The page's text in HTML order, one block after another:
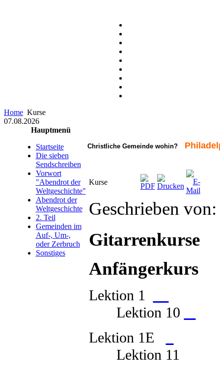
Home Kurse
07.08.2026
Hauptmenü
Startseite
Die sieben
Sendschreiben
Vorwort
"Abendrot der
Weltgeschichte"
Abendrot der
Weltgeschichte
2. Teil
Gemeinden im
Auf-, Um-,
oder Zerbruch
Sonstiges
Christliche Gemeinde wohin?
Kurse
Geschrieben
Gitarrenkurse
Anfängerkurs
Lektion 1
Lektion 10
Lektion 1E
Lektion 11